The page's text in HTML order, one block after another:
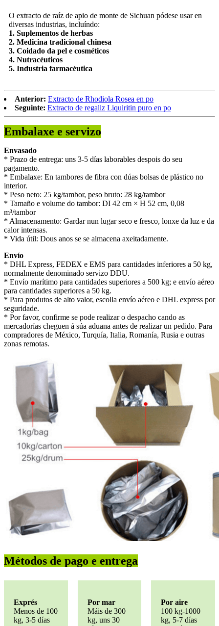
O extracto de raíz de apio de monte de Sichuan pódese usar en
diversas industrias, incluíndo:
1. Suplementos de herbas
2. Medicina tradicional chinesa
3. Coidado da pel e cosméticos
4. Nutracéuticos
5. Industria farmacéutica
Anterior: Extracto de Rhodiola Rosea en po
Seguinte: Extracto de regaliz Liquiritin puro en po
Embalaxe e servizo
Envasado
* Prazo de entrega: uns 3-5 días laborables despois do seu
pagamento.
* Embalaxe: En tambores de fibra con dúas bolsas de plástico no
interior.
* Peso neto: 25 kg/tambor, peso bruto: 28 kg/tambor
* Tamaño e volume do tambor: DI 42 cm × H 52 cm, 0,08
m³/tambor
* Almacenamento: Gardar nun lugar seco e fresco, lonxe da luz e da
calor intensas.
* Vida útil: Dous anos se se almacena axeitadamente.
Envío
* DHL Express, FEDEX e EMS para cantidades inferiores a 50 kg,
normalmente denominado servizo DDU.
* Envío marítimo para cantidades superiores a 500 kg; e envío aéreo
para cantidades superiores a 50 kg.
* Para produtos de alto valor, escolla envío aéreo e DHL express por
seguridade.
* Por favor, confirme se pode realizar o despacho cando as
mercadorías cheguen á súa aduana antes de realizar un pedido. Para
compradores de México, Turquía, Italia, Romanía, Rusia e outras
zonas remotas.
Métodos de pago e entrega
Exprés
Menos de 100
kg, 3-5 días
Por mar
Máis de 300
kg, uns 30
Por aire
100 kg-1000
kg, 5-7 días